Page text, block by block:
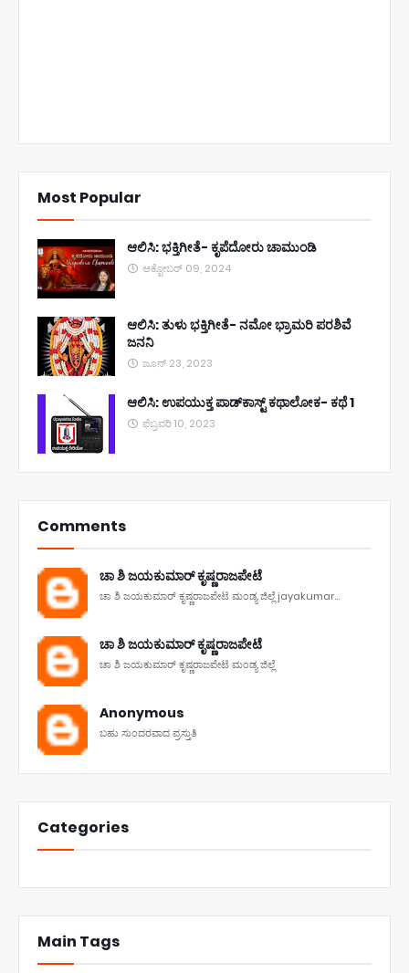
Most Popular
ಆಲಿಸಿ: ಭಕ್ತಿಗೀತೆ- ಕೃಪೆದೋರು ಚಾಮುಂಡಿ
ಅಕ್ಟೋಬರ್ 09, 2024
ಆಲಿಸಿ: ತುಳು ಭಕ್ತಿಗೀತೆ- ನಮೋ ಭ್ರಾಮರಿ ಪರಶಿವೆ
ಜನನಿ
ಜೂನ್ 23, 2023
ಆಲಿಸಿ: ಉಪಯುಕ್ತ ಪಾಡ್‌ಕಾಸ್ಟ್‌ ಕಥಾಲೋಕ- ಕಥೆ 1
ಫೆಬ್ರವರಿ 10, 2023
Comments
ಚಾ ಶಿ ಜಯಕುಮಾರ್ ಕೃಷ್ಣರಾಜಪೇಟೆ
ಚಾ ಶಿ ಜಯಕುಮಾರ್ ಕೃಷ್ಣರಾಜಪೇಟೆ ಮಂಡ್ಯ ಜಿಲ್ಲೆ jayakumar...
ಚಾ ಶಿ ಜಯಕುಮಾರ್ ಕೃಷ್ಣರಾಜಪೇಟೆ
ಚಾ ಶಿ ಜಯಕುಮಾರ್ ಕೃಷ್ಣರಾಜಪೇಟೆ ಮಂಡ್ಯ ಜಿಲ್ಲೆ
Anonymous
ಬಹು ಸುಂದರವಾದ ಪ್ರಸ್ತುತಿ
Categories
Main Tags